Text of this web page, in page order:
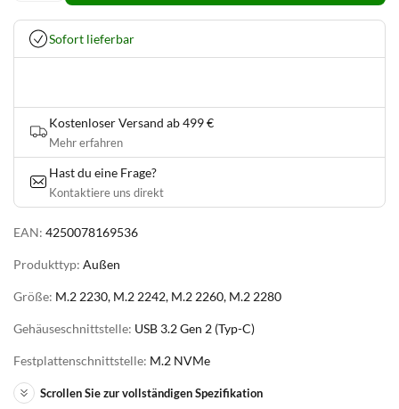
EAN: 4250078169536
Produkttyp: Außen
Größe: M.2 2230, M.2 2242, M.2 2260, M.2 2280
Gehäuseschnittstelle: USB 3.2 Gen 2 (Typ-C)
Festplattenschnittstelle: M.2 NVMe
Scrollen Sie zur vollständigen Spezifikation
Sofort lieferbar
Kostenloser Versand ab 499 €
Mehr erfahren
Hast du eine Frage?
Kontaktiere uns direkt